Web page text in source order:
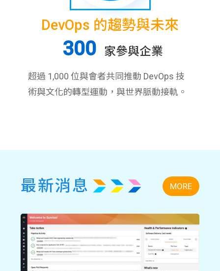
DevOps 的趨勢與未來
300 家參與企業
超過 1,000 位與會者共同推動 DevOps 技
術與文化的轉型運動，與世界脈動接軌。
最新消息 MORE